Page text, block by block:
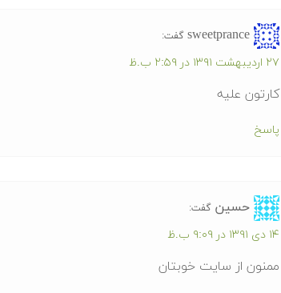
sweetprance گفت:
۲۷ اردیبهشت ۱۳۹۱ در ۲:۵۹ ب.ظ
کارتون علیه
پاسخ
حسين گفت:
۱۴ دی ۱۳۹۱ در ۹:۰۹ ب.ظ
ممنون از سایت خوبتان